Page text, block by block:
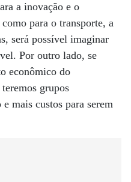
a inovação e o
para o transporte, a
será possível imaginar
Por outro lado, se
econômico do
grupos
mais custos para serem